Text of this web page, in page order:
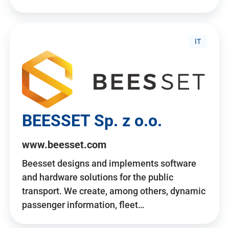
IT
BEESSET Sp. z o.o.
www.beesset.com
Beesset designs and implements software
and hardware solutions for the public
transport. We create, among others, dynamic
passenger information, fleet…